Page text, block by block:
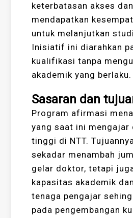
keterbatasan akses
mendapatkan
untuk melanjutkan
Inisiatif ini diarahkan
kualifikasi tanpa
akademik yang berlaku.
Sasaran dan
Program afirmasi
yang saat ini mengajar
tinggi di NTT.
sekadar menambah
gelar doktor, tetapi
kapasitas akademik
tenaga pengajar
pada pengembangan